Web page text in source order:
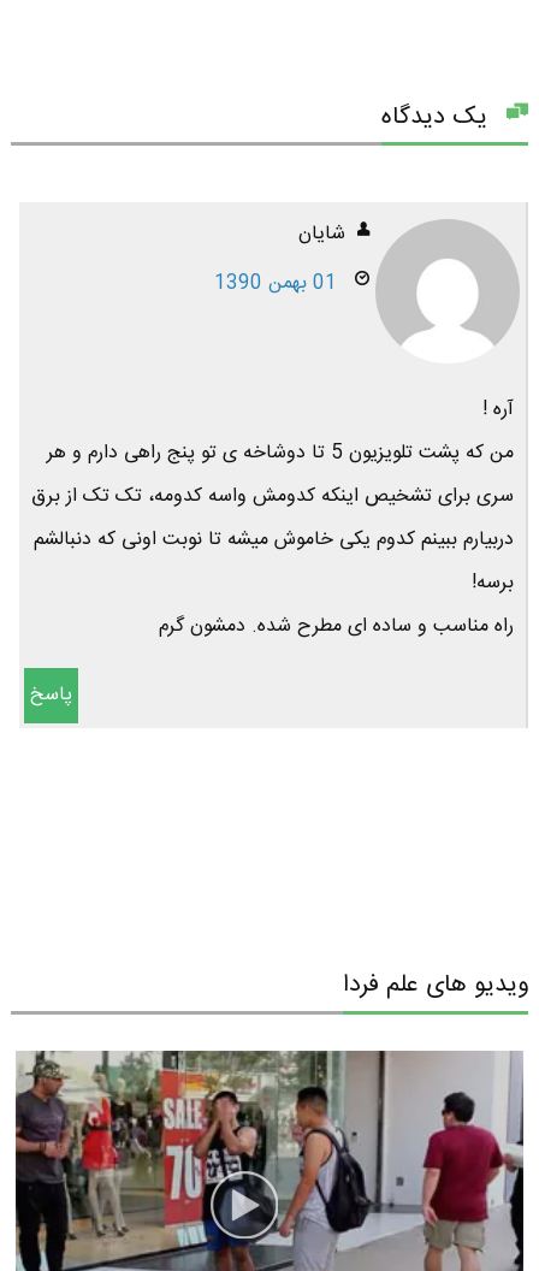
یک دیدگاه
شایان
01 بهمن 1390
آره !
من که پشت تلویزیون 5 تا دوشاخه ی تو پنج راهی دارم و هر
سری برای تشخیص اینکه کدومش واسه کدومه، تک تک از برق
دربیارم ببینم کدوم یکی خاموش میشه تا نوبت اونی که دنبالشم
برسه!
راه مناسب و ساده ای مطرح شده. دمشون گرم
پاسخ
ویدیو های علم فردا